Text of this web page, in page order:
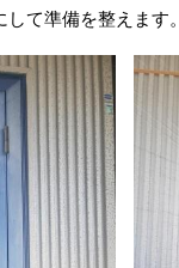
て準備を整えます。